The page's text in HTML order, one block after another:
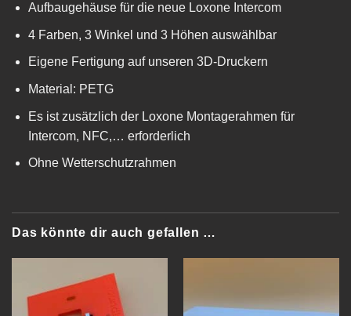
Aufbaugehäuse für die neue Loxone Intercom
4 Farben, 3 Winkel und 3 Höhen auswählbar
Eigene Fertigung auf unseren 3D-Druckern
Material: PETG
Es ist zusätzlich der Loxone Montagerahmen für
Intercom, NFC,… erforderlich
Ohne Wetterschutzrahmen
Das könnte dir auch gefallen …